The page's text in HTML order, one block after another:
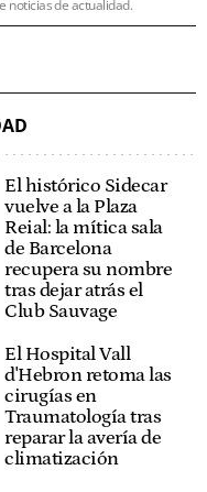
noticias de actualidad.
El histórico Sidecar
vuelve a la Plaza
Reial: la mítica sala
de Barcelona
recupera su nombre
tras dejar atrás el
Club Sauvage
El Hospital Vall
d'Hebron retoma las
cirugías en
Traumatología tras
reparar la avería de
climatización